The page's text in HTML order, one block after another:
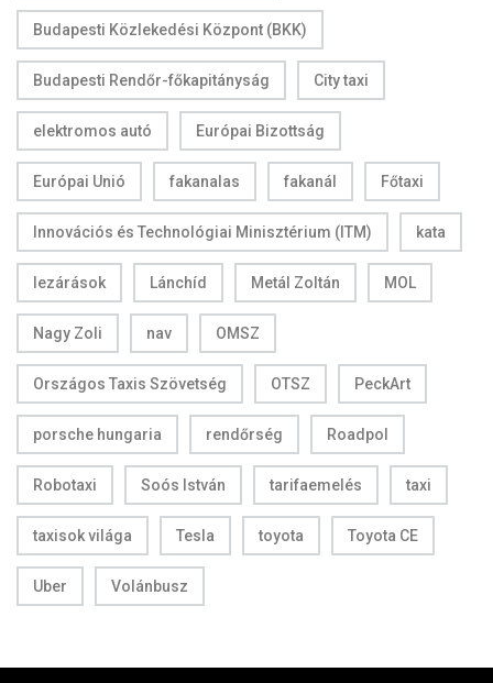
Budapesti Közlekedési Központ (BKK)
Budapesti Rendőr-főkapitányság City taxi
elektromos autó Európai Bizottság
Európai Unió fakanalas fakanál Főtaxi
Innovációs és Technológiai Minisztérium (ITM) kata
lezárások Lánchíd Metál Zoltán MOL
Nagy Zoli nav OMSZ
Országos Taxis Szövetség OTSZ PeckArt
porsche hungaria rendőrség Roadpol
Robotaxi Soós István tarifaemelés taxi
taxisok világa Tesla toyota Toyota CE
Uber Volánbusz